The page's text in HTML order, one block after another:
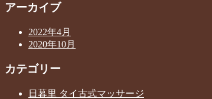
アーカイブ
2022年4月
2020年10月
カテゴリー
日暮里 タイ古式マッサージ